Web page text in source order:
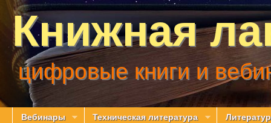
Книжная
цифровые книги и
Вебинары Техническая литература